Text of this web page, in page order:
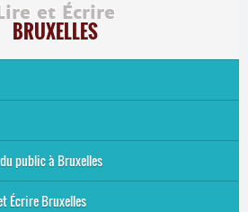
et Écrire
BRUXELLES
Écrire
à Bruxelles
plage…
bruxellois, mobilise-toi !
Alpha Forest de Lire et Écrire
public à Bruxelles
?
Écrire Bruxelles